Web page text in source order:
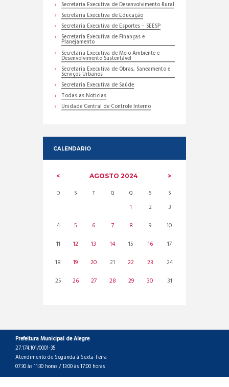
Secretaria Executiva de Desenvolvimento Rural
Secretaria Executiva de Educação
Secretaria Executiva de Esportes – SEESP
Secretaria Executiva de Finanças e
Planejamento
Secretaria Executiva de Meio Ambiente e
Desenvolvimento Sustentável
Secretaria Executiva de Obras, Saneamento e
Serviços Urbanos
Secretaria Executiva de Saúde
Todas as Noticias
Unidade Central de Controle Interno
CALENDARIO
AGOSTO 2024
D S T Q Q S S
1 2
3
4
5 6 7 8 9
10
11
12 13 14 15 16
17
18
19 20 21 22 23
24
25
26 27 28 29 30 31
Prefeitura Municipal de Alegre
27.174.101/0001-35
Atendimento de Segunda à Sexta-Feira
07:30 às 11:30 horas / 13:00 às 17:00 horas